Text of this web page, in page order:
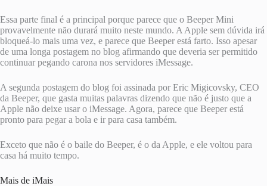
Essa parte final é a principal porque parece que o Beeper Mini
provavelmente não durará muito neste mundo. A Apple sem dúvida irá
bloqueá-lo mais uma vez, e parece que Beeper está farto. Isso apesar
de uma longa postagem no blog afirmando que deveria ser permitido
continuar pegando carona nos servidores iMessage.
A segunda postagem do blog foi assinada por Eric Migicovsky, CEO
da Beeper, que gasta muitas palavras dizendo que não é justo que a
Apple não deixe usar o iMessage. Agora, parece que Beeper está
pronto para pegar a bola e ir para casa também.
Exceto que não é o baile do Beeper, é o da Apple, e ele voltou para
casa há muito tempo.
Mais de iMais